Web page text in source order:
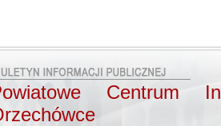
Centrum